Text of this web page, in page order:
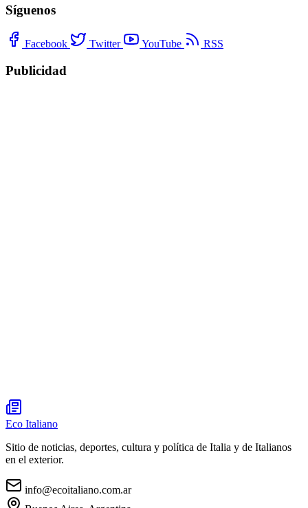
Síguenos
Facebook Twitter YouTube RSS
Publicidad
Eco Italiano
Sitio de noticias, deportes, cultura y política de Italia y de Italianos
en el exterior.
info@ecoitaliano.com.ar